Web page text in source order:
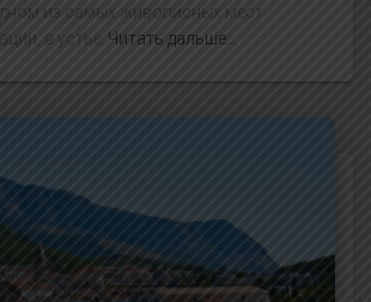
из самых живописных мест
в устье Читать дальше…